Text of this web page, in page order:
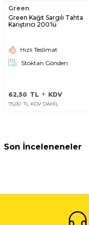
Green
Green Kağıt Sargılı Tahta
Karıştırıcı 200'lü
Hızlı Teslimat
Stoktan Gönderi
62,50 TL KDV
75,00 TL KDV DAHİL
Son İnceleneneler